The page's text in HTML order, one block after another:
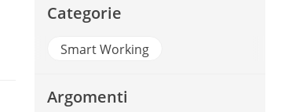
Categorie
Smart Working
Argomenti